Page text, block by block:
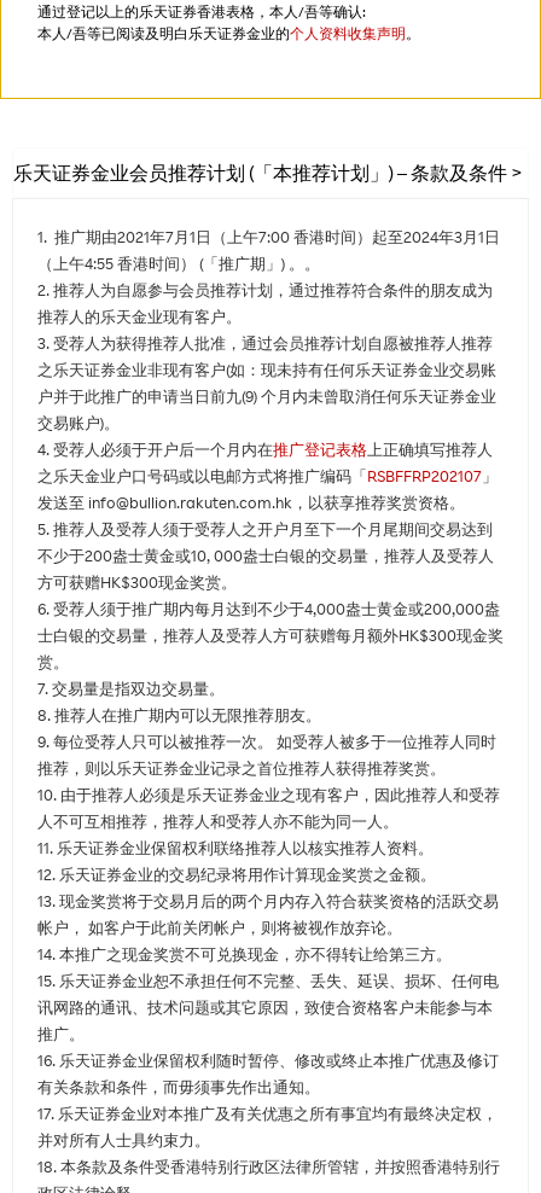
通过登记以上的乐天证券香港表格，本人/吾等确认:
本人/吾等已阅读及明白乐天证券金业的个人资料收集声明 。
乐天证券金业会员推荐计划 (「本推荐计划」) – 条款及条件 >
1. 推广期由2021年7月1日（上午7:00 香港时间）起至2024年3月1日
（上午4:55 香港时间） (「推广期」) 。。
2. 推荐人为自愿参与会员推荐计划，通过推荐符合条件的朋友成为
推荐人的乐天金业现有客户。
3. 受荐人为获得推荐人批准，通过会员推荐计划自愿被推荐人推荐
之乐天证券金业非现有客户(如：现未持有任何乐天证券金业交易账
户并于此推广的申请当日前九(9) 个月内未曾取消任何乐天证券金业
交易账户)。
4. 受荐人必须于开户后一个月内在推广登记表格上正确填写推荐人
之乐天金业户口号码或以电邮方式将推广编码「RSBFFRP202107 」
发送至 info@bullion.rakuten.com.hk，以获享推荐奖赏资格。
5. 推荐人及受荐人须于受荐人之开户月至下一个月尾期间交易达到
不少于200盎士黄金或10, 000盎士白银的交易量，推荐人及受荐人
方可获赠HK$300现金奖赏。
6. 受荐人须于推广期内每月达到不少于4,000盎士黄金或200,000盎
士白银的交易量，推荐人及受荐人方可获赠每月额外HK$300现金奖
赏。
7. 交易量是指双边交易量。
8. 推荐人在推广期内可以无限推荐朋友。
9. 每位受荐人只可以被推荐一次。 如受荐人被多于一位推荐人同时
推荐，则以乐天证券金业记录之首位推荐人获得推荐奖赏。
10. 由于推荐人必须是乐天证券金业之现有客户，因此推荐人和受荐
人不可互相推荐，推荐人和受荐人亦不能为同一人。
11. 乐天证券金业保留权利联络推荐人以核实推荐人资料。
12. 乐天证券金业的交易纪录将用作计算现金奖赏之金额。
13. 现金奖赏将于交易月后的两个月内存入符合获奖资格的活跃交易
帐户， 如客户于此前关闭帐户，则将被视作放弃论。
14. 本推广之现金奖赏不可兑换现金，亦不得转让给第三方。
15. 乐天证券金业恕不承担任何不完整、丢失、延误、损坏、任何电
讯网路的通讯、技术问题或其它原因，致使合资格客户未能参与本
推广。
16. 乐天证券金业保留权利随时暂停、修改或终止本推广优惠及修订
有关条款和条件，而毋须事先作出通知。
17. 乐天证券金业对本推广及有关优惠之所有事宜均有最终决定权，
并对所有人士具约束力。
18. 本条款及条件受香港特别行政区法律所管辖，并按照香港特别行